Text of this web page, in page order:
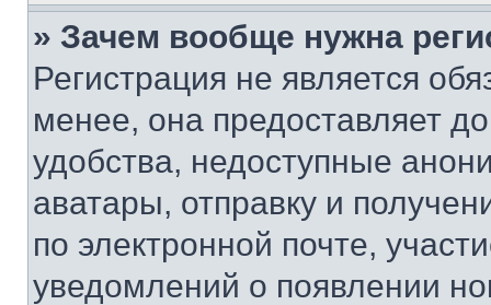
» Зачем вообще нужна
Регистрация не является
менее, она предоставляет
удобства, недоступные
аватары, отправку и
по электронной почте,
уведомлений о появлении